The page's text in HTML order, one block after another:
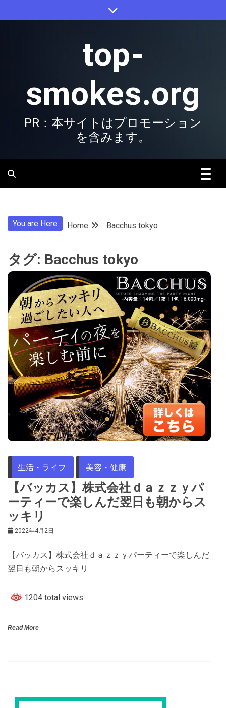
to
top-
smokes.org
PR：本サイトはプロモーション
を含みます。
You are Here Home Bacchus tokyo
タグ: Bacchus tokyo
生活・ライフ 美容・健康
【バッカス】株式会社ｄａｚｚｙパ
ーティーで楽しんだ翌日も朝からス
ッキリ
2022年4月2日
【バッカス】株式会社ｄａｚｚｙパーティーで楽しんだ
翌日も朝からスッキリ
1204 total views
Read More